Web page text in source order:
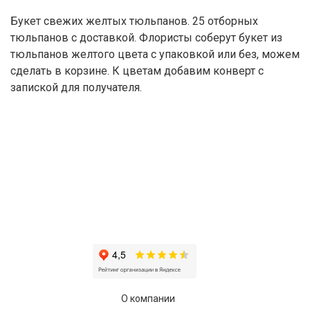
Букет свежих желтых тюльпанов. 25 отборных
тюльпанов с доставкой. Флористы соберут букет из
тюльпанов желтого цвета с упаковкой или без, можем
сделать в корзине. К цветам добавим конверт с
запиской для получателя.
О компании